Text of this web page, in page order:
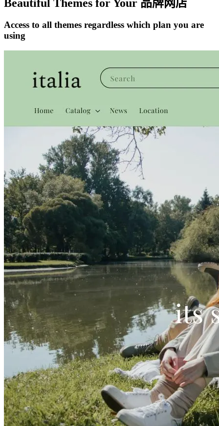
Beautiful Themes for Your 品牌网店
Access to all themes regardless which plan you are
using